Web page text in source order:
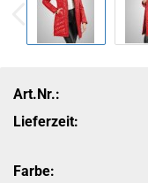
Art.Nr.:
Lieferzeit:
Farbe: